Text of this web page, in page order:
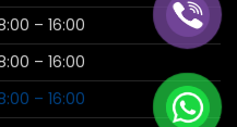
– 16:00
– 16:00
– 16:00